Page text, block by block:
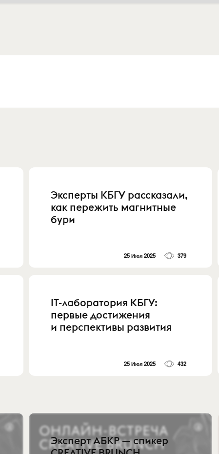
Эксперты КБГУ рассказали,
как пережить магнитные
бури
25 Июл 2025 379
IT-лаборатория КБГУ:
первые достижения
и перспективы развития
25 Июл 2025 432
Эксперт АБКР — спикер